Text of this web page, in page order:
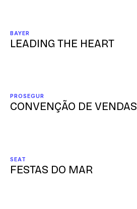
BAYER
LEADING THE HEART
PROSEGUR
CONVENÇÃO DE VENDAS
SEAT
FESTAS DO MAR